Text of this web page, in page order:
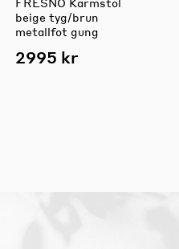
beige tyg/brun
metallfot gung
2995 kr